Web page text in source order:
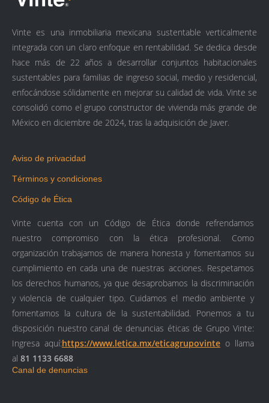
Vinte es una inmobiliaria mexicana sustentable verticalmente
integrada con un claro enfoque en rentabilidad. Se dedica desde
hace más de 22 años a desarrollar conjuntos habitacionales
sustentables para familias de ingreso social, medio y residencial,
enfocándose sólidamente en mejorar su calidad de vida. Vinte se
consolidó como el grupo constructor de vivienda más grande de
México en diciembre de 2024, tras la adquisición de Javer.
Aviso de privacidad
Términos y condiciones
Código de Ética
Vinte cuenta con un Código de Ética donde refrendamos
nuestro compromiso con la ética profesional. Como
organización trabajamos de manera honesta y fomentamos su
cumplimiento en cada una de nuestras acciones. Respetamos
los derechos humanos, ya que desaprobamos la discriminación
y violencia de cualquier tipo. Cuidamos el medio ambiente y
fomentamos la cultura de la sustentabilidad. Ponemos a tu
disposición nuestro canal de denuncias éticas de Grupo Vinte:
Ingresa aquí:https://www.letica.mx/eticagrupovinteo llama
al 81 1133 6688
Canal de denuncias